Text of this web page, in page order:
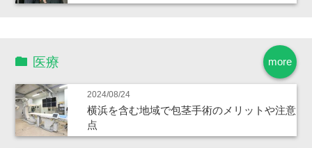
more
医療
2024/08/24
横浜を含む地域で包茎手術のメリットや注意
点